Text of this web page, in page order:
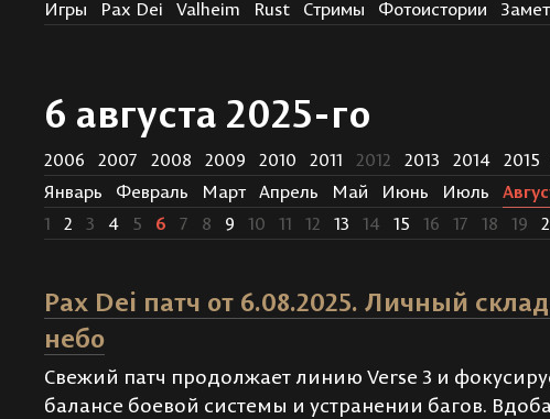
Игры Pax Dei Valheim Rust Стримы Фотоистории
6 августа 2025-го
2006 2007 2008 2009 2010 2011 2012 2013 2014 2015
Январь
Февраль Март Апрель Май Июнь Июль
1
2 3 4 5 6 7 8 9 10 11 12 13 14 15 16 17 18 19
Pax Dei патч от 6.08.2025. Личный
небо
Свежий патч продолжает линию Verse 3 и
балансе боевой системы и устранении багов.